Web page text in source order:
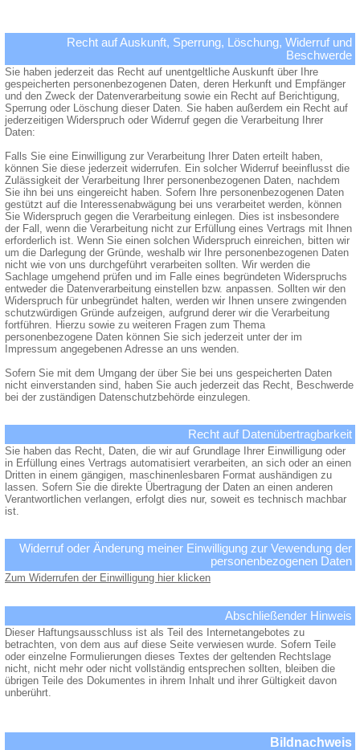
Recht auf Auskunft, Sperrung, Löschung, Widerruf und
Beschwerde
Sie haben jederzeit das Recht auf unentgeltliche Auskunft über Ihre
gespeicherten personenbezogenen Daten, deren Herkunft und Empfänger
und den Zweck der Datenverarbeitung sowie ein Recht auf Berichtigung,
Sperrung oder Löschung dieser Daten. Sie haben außerdem ein Recht auf
jederzeitigen Widerspruch oder Widerruf gegen die Verarbeitung Ihrer
Daten:
Falls Sie eine Einwilligung zur Verarbeitung Ihrer Daten erteilt haben,
können Sie diese jederzeit widerrufen. Ein solcher Widerruf beeinflusst die
Zulässigkeit der Verarbeitung Ihrer personenbezogenen Daten, nachdem
Sie ihn bei uns eingereicht haben. Sofern Ihre personenbezogenen Daten
gestützt auf die Interessenabwägung bei uns verarbeitet werden, können
Sie Widerspruch gegen die Verarbeitung einlegen. Dies ist insbesondere
der Fall, wenn die Verarbeitung nicht zur Erfüllung eines Vertrags mit Ihnen
erforderlich ist. Wenn Sie einen solchen Widerspruch einreichen, bitten wir
um die Darlegung der Gründe, weshalb wir Ihre personenbezogenen Daten
nicht wie von uns durchgeführt verarbeiten sollten. Wir werden die
Sachlage umgehend prüfen und im Falle eines begründeten Widerspruchs
entweder die Datenverarbeitung einstellen bzw. anpassen. Sollten wir den
Widerspruch für unbegründet halten, werden wir Ihnen unsere zwingenden
schutzwürdigen Gründe aufzeigen, aufgrund derer wir die Verarbeitung
fortführen. Hierzu sowie zu weiteren Fragen zum Thema
personenbezogene Daten können Sie sich jederzeit unter der im
Impressum angegebenen Adresse an uns wenden.
Sofern Sie mit dem Umgang der über Sie bei uns gespeicherten Daten
nicht einverstanden sind, haben Sie auch jederzeit das Recht, Beschwerde
bei der zuständigen Datenschutzbehörde einzulegen.
Recht auf Datenübertragbarkeit
Sie haben das Recht, Daten, die wir auf Grundlage Ihrer Einwilligung oder
in Erfüllung eines Vertrags automatisiert verarbeiten, an sich oder an einen
Dritten in einem gängigen, maschinenlesbaren Format aushändigen zu
lassen. Sofern Sie die direkte Übertragung der Daten an einen anderen
Verantwortlichen verlangen, erfolgt dies nur, soweit es technisch machbar
ist.
Widerruf oder Änderung meiner Einwilligung zur Vewendung der
personenbezogenen Daten
Zum Widerrufen der Einwilligung hier klicken
Abschließender Hinweis
Dieser Haftungsausschluss ist als Teil des Internetangebotes zu
betrachten, von dem aus auf diese Seite verwiesen wurde. Sofern Teile
oder einzelne Formulierungen dieses Textes der geltenden Rechtslage
nicht, nicht mehr oder nicht vollständig entsprechen sollten, bleiben die
übrigen Teile des Dokumentes in ihrem Inhalt und ihrer Gültigkeit davon
unberührt.
Bildnachweis